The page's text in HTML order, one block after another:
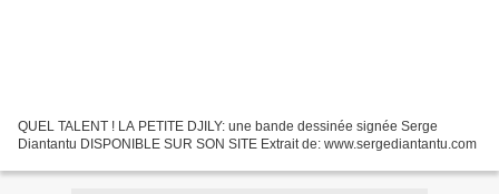
QUEL TALENT ! LA PETITE DJILY: une bande dessinée signée Serge
Diantantu DISPONIBLE SUR SON SITE Extrait de: www.sergediantantu.com